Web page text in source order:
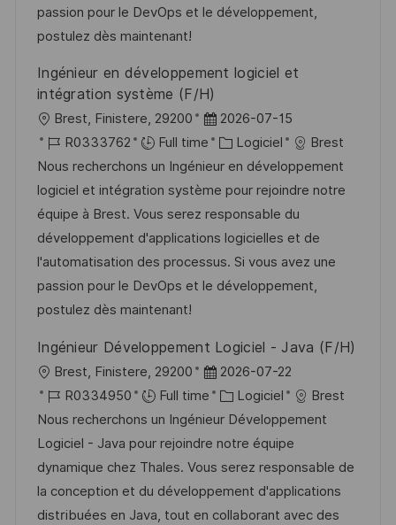
a
t
o
f
c
a
n
c
d
o
t
e
r
passion pour le DevOps et le développement,
postulez dès maintenant!
Ingénieur en développement logiciel et
intégration système (F/H)
o
c
a
l
i
s
a
t
o
n
Brest, Finistere, 29200
D
a
t
e
d
’
a
f
c
h
a
g
e
2026-07-15
R
é
f
é
r
e
n
c
d
u
p
o
s
t
e
R0333762 Full time
C
a
t
é
g
o
r
Logiciel
Brest
Nous recherchons un Ingénieur en développement
logiciel et intégration système pour rejoindre notre
équipe à Brest. Vous serez responsable du
développement d'applications logicielles et de
l'automatisation des processus. Si vous avez une
passion pour le DevOps et le développement,
postulez dès maintenant!
Ingénieur Développement Logiciel - Java (F/H)
o
c
a
l
i
s
Brest, Finistere, 29200
D
a
t
e
d
’
a
2026-07-22
R
é
f
é
e
R0334950 Full time
C
a
t
é
g
o
Logiciel
Brest
Nous recherchons un Ingénieur Développement
Logiciel - Java pour rejoindre notre équipe
dynamique chez Thales. Vous serez responsable de
la conception et du développement d'applications
distribuées en Java, tout en collaborant avec des